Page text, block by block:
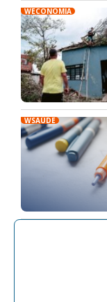
WECONOMIA
WSAÚDE